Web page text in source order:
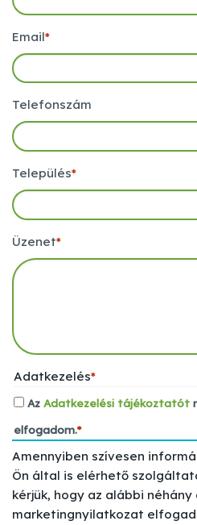
Email*
Telefonszám
Település*
Üzenet*
Adatkezelés*
Az Adatkezelési tájékoztatót
elfogadom.*
Amennyiben szívesen
Ön által is elérhető
kérjük, hogy az alábbi
marketingnyilatkozat